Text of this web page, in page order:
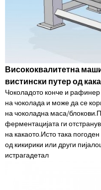
Висококвалитетна
вистински путер од
Чоколадото конче и
на чоколада и може да се
на чоколадна маса/
ферментацијата ги
на какаото.Исто така
од кикирики или други
истрагадетал